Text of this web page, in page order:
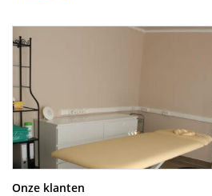
Onze klanten